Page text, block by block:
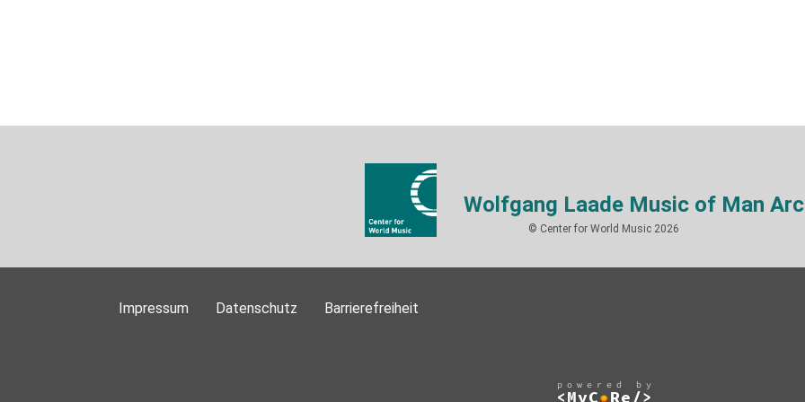
Wolfgang Laade Music of Man
© Center for World Music 2026
Impressum Datenschutz Barrierefreiheit